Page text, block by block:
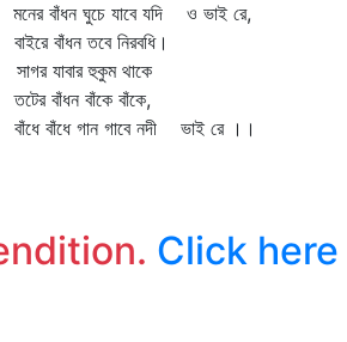
ঘুচে যাবে যদি ও ভাই রে,
তবে নিরবধি।
হুকুম থাকে
বাঁকে বাঁকে,
গান গাবে নদী ভাই রে ।।
Click here